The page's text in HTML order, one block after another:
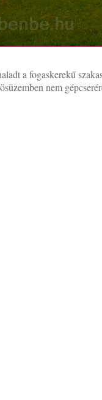
a fogaskerekű
nem